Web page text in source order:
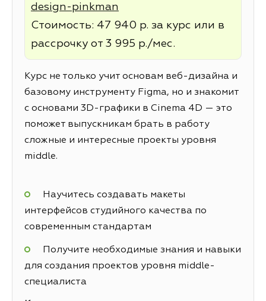
design-pinkman
Стоимость: 47 940 р. за курс или в
рассрочку от 3 995 р./мес.
Курс не только учит основам веб-дизайна и
базовому инструменту Figma, но и знакомит
с основами 3D-графики в Cinema 4D — это
поможет выпускникам брать в работу
сложные и интересные проекты уровня
middle.
Научитесь создавать макеты
интерфейсов студийного качества по
современным стандартам
Получите необходимые знания и навыки
для создания проектов уровня middle-
специалиста